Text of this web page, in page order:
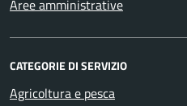
Aree amministrative
CATEGORIE DI SERVIZIO
Agricoltura e pesca